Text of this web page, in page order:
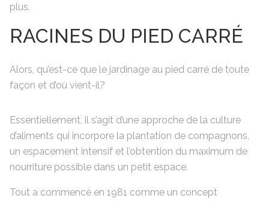
plus.
RACINES DU PIED CARRÉ
Alors, qu’est-ce que le jardinage au pied carré de toute
façon et d’où vient-il?
Essentiellement, il s’agit d’une approche de la culture
d’aliments qui incorpore la plantation de compagnons,
un espacement intensif et l’obtention du maximum de
nourriture possible dans un petit espace.
Tout a commencé en 1981 comme un concept